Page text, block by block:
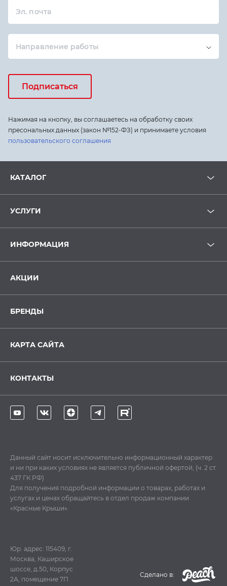
Эл. почта
Направление работы
Подписаться
Нажимая на кнопку, вы соглашаетесь на обработку своих
пресональных данных (закон №152-ФЗ) и принимаете условия
пользовательского соглашения
КАТАЛОГ
УСЛУГИ
ИНФОРМАЦИЯ
АКЦИИ
БРЕНДЫ
КАРТА САЙТА
КОНТАКТЫ
Данный сайт носит исключительно информационный характер
и ни при каких условиях не является публичной офертой, (ч. 2 ст.
437 ГК РФ)
Для получения подробной информации о товарах, работах и
услугах и ценах обращайтесь в отдел продаж компании
«Красные Крыши».
Юр. адрес: 115409, г.
Москва, Каширское
шоссе, д.50, Корпус
2А, помещение 7П
Cделано в: